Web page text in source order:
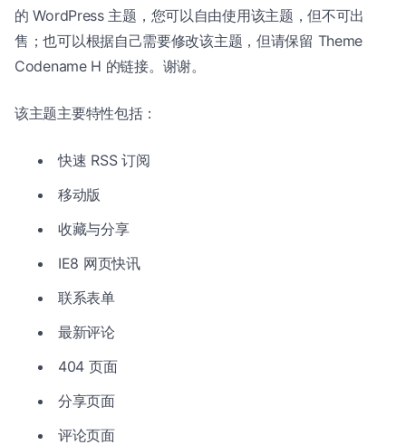
的 WordPress 主题，您可以自由使用该主题，但不可出
售；也可以根据自己需要修改该主题，但请保留 Theme
Codename H 的链接。谢谢。
该主题主要特性包括：
快速 RSS 订阅
移动版
收藏与分享
IE8 网页快讯
联系表单
最新评论
404 页面
分享页面
评论页面